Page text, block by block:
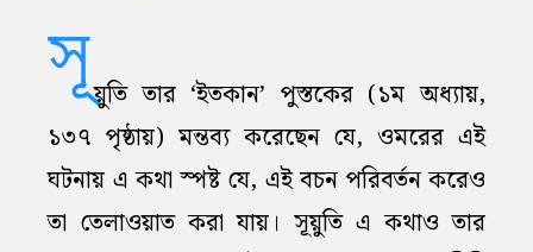
সূয়ুতি তার ‘ইতকান’ পুস্তকের (১ম অধ্যায়,
১৩৭ পৃষ্ঠায়) মন্তব্য করেছেন যে, ওমরের এই
ঘটনায় এ কথা স্পষ্ট যে, এই বচন পরিবর্তন করেও
তা তেলাওয়াত করা যায়। সূয়ুতি এ কথাও তার